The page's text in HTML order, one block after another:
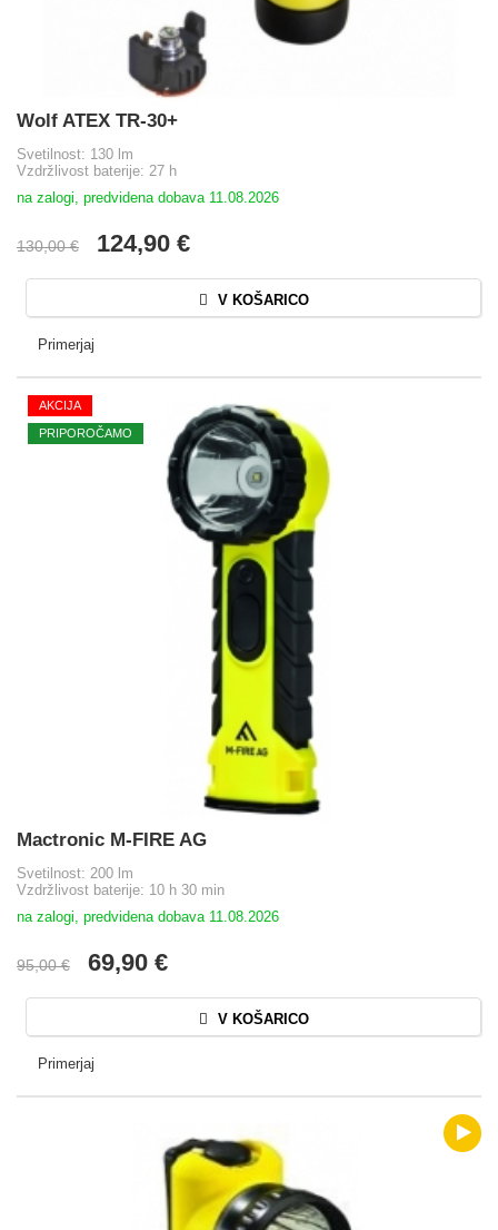
Wolf ATEX TR-30+
Svetilnost: 130 lm
Vzdržlivost baterije: 27 h
na zalogi, predvidena dobava 11.08.2026
130,00 € 124,90 €
V KOŠARICO
Primerjaj
AKCIJA
PRIPOROČAMO
Mactronic M-FIRE AG
Svetilnost: 200 lm
Vzdržlivost baterije: 10 h 30 min
na zalogi, predvidena dobava 11.08.2026
95,00 € 69,90 €
V KOŠARICO
Primerjaj